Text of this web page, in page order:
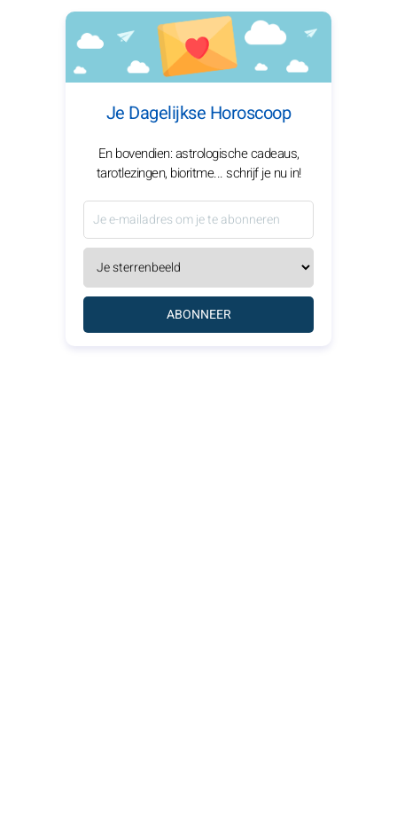
Je Dagelijkse Horoscoop
En bovendien: astrologische cadeaus,
tarotlezingen, bioritme... schrijf je nu in!
ABONNEER